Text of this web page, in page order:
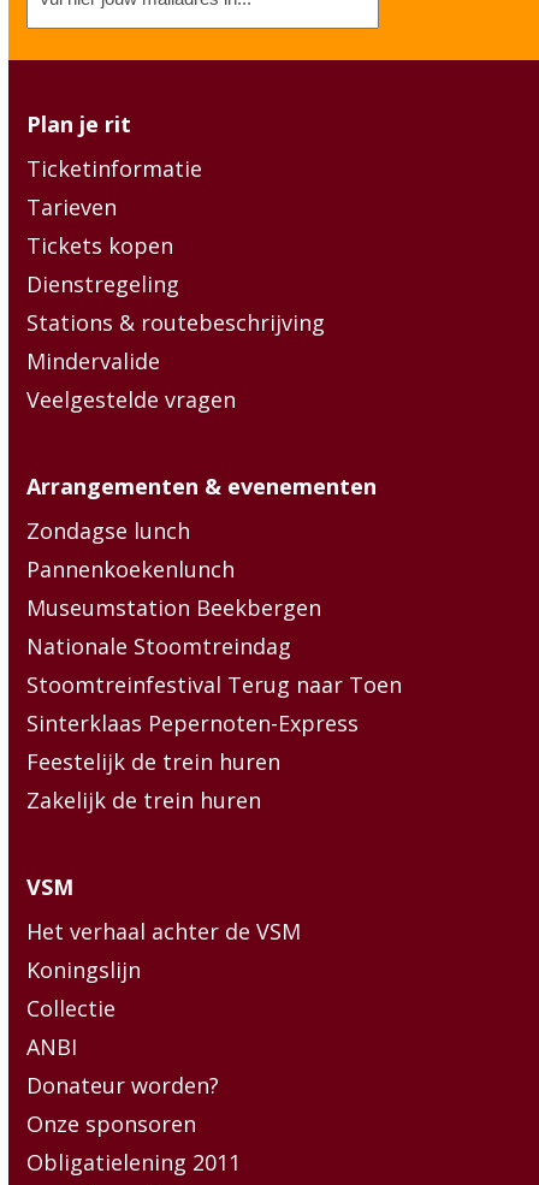
mailadres
Plan je rit
Ticketinformatie
Tarieven
Tickets kopen
Dienstregeling
Stations & routebeschrijving
Mindervalide
Veelgestelde vragen
Arrangementen & evenementen
Zondagse lunch
Pannenkoekenlunch
Museumstation Beekbergen
Nationale Stoomtreindag
Stoomtreinfestival Terug naar Toen
Sinterklaas Pepernoten-Express
Feestelijk de trein huren
Zakelijk de trein huren
VSM
Het verhaal achter de VSM
Koningslijn
Collectie
ANBI
Donateur worden?
Onze sponsoren
Obligatielening 2011